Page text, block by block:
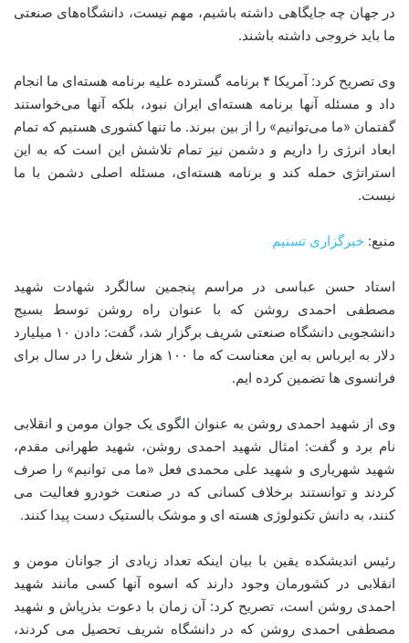
در جهان چه جایگاهی داشته باشیم، مهم نیست، دانشگاه‌های صنعتی
ما باید خروجی داشته باشند.
وی تصریح کرد: آمریکا ۴ برنامه گسترده علیه برنامه هسته‌ای ما انجام
داد و مسئله آنها برنامه هسته‌ای ایران نبود، بلکه آنها می‌خواستند
گفتمان «ما می‌توانیم» را از بین ببرند. ما تنها کشوری هستیم که تمام
ابعاد انرژی را داریم و دشمن نیز تمام تلاشش این است که به این
استراتژی حمله کند و برنامه هسته‌ای، مسئله اصلی دشمن با ما
نیست.
منبع: خبرگزاری تسنیم
استاد حسن عباسی در مراسم پنجمین سالگرد شهادت شهید
مصطفی احمدی روشن که با عنوان راه روشن توسط بسیج
دانشجویی دانشگاه صنعتی شریف برگزار شد، گفت: دادن ۱۰ میلیارد
دلار به ایرباس به این معناست که ما ۱۰۰ هزار شغل را در سال برای
فرانسوی ها تضمین کرده ایم.
وی از شهید احمدی روشن به عنوان الگوی یک جوان مومن و انقلابی
نام برد و گفت: امثال شهید احمدی روشن، شهید طهرانی مقدم،
شهید شهریاری و شهید علی محمدی فعل «ما می توانیم» را صرف
کردند و توانستند برخلاف کسانی که در صنعت خودرو فعالیت می
کنند، به دانش تکنولوژی هسته ای و موشک بالستیک دست پیدا کنند.
رئیس اندیشکده یقین با بیان اینکه تعداد زیادی از جوانان مومن و
انقلابی در کشورمان وجود دارند که اسوه آنها کسی مانند شهید
احمدی روشن است، تصریح کرد: آن زمان با دعوت بذرپاش و شهید
مصطفی احمدی روشن که در دانشگاه شریف تحصیل می کردند،